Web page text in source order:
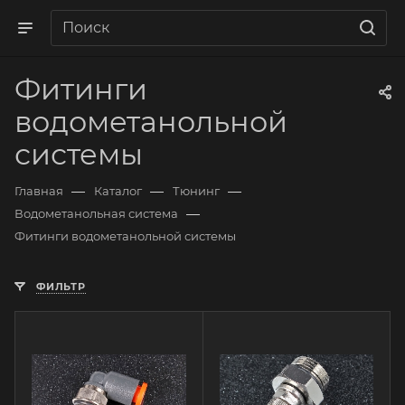
Фитинги
водометанольной
системы
Главная — Каталог — Тюнинг —
Водометанольная система —
Фитинги водометанольной системы
ФИЛЬТР